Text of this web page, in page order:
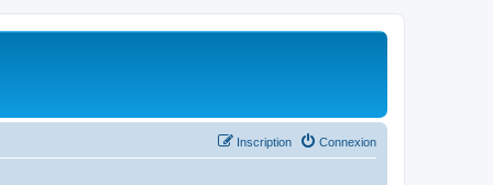
Connexion
Inscription